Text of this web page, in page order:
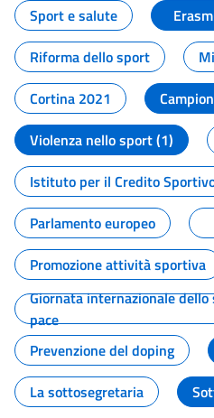
Sport e salute
Riforma dello sport
Cortina 2021
Violenza nello sport (1)
Istituto per il Credito
Parlamento europeo
Promozione attività sportiva
Giornata internazionale
pace
Prevenzione del doping
La sottosegretaria